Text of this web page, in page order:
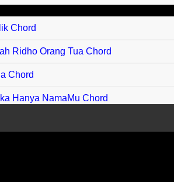
Chord
Ridho Orang Tua Chord
Chord
Hanya NamaMu Chord
Chord